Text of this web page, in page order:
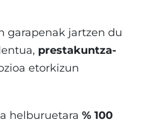
garapenak jartzen du
prestakuntza-
etorkizun
helburuetara % 100